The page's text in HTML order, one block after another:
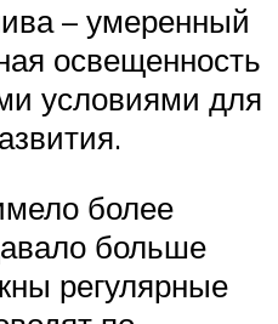
– умеренный
освещенность
условиями для
более
больше
регулярные